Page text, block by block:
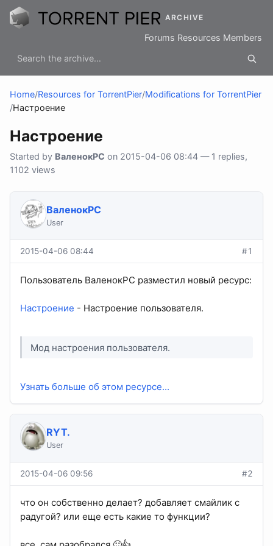
ARCHIVE
Forums Resources Members
Home/Resources for TorrentPier/Modifications for TorrentPier
/Настроение
Настроение
Started by ВаленокPC on 2015-04-06 08:44 — 1 replies,
1102 views
ВаленокPC
User
2015-04-06 08:44 #1
Пользователь ВаленокPC разместил новый ресурс:
Настроение - Настроение пользователя.
Мод настроения пользователя.
Узнать больше об этом ресурсе...
RYT.
User
2015-04-06 09:56 #2
что он собственно делает? добавляет смайлик с
радугой? или еще есть какие то функции?